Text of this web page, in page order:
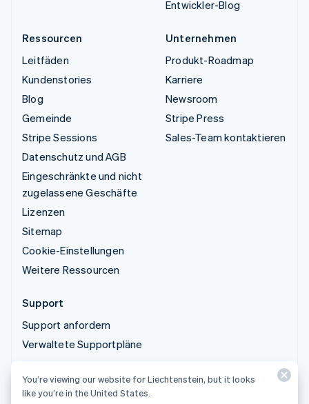
Entwickler-Blog
Ressourcen
Leitfäden
Kundenstories
Blog
Gemeinde
Stripe Sessions
Datenschutz und AGB
Eingeschränkte und nicht
zugelassene Geschäfte
Lizenzen
Sitemap
Cookie-Einstellungen
Weitere Ressourcen
Unternehmen
Produkt-Roadmap
Karriere
Newsroom
Stripe Press
Sales-Team kontaktieren
Support
Support anfordern
Verwaltete Supportpläne
© 2026 Stripe, LLC
You’re viewing our website for Liechtenstein, but it looks
like you’re in the United States.